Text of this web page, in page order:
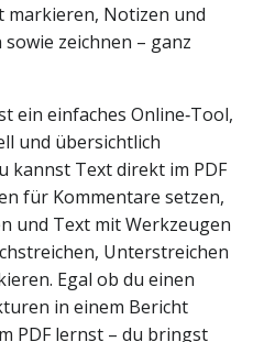
Notizen und
zeichnen – ganz
ein einfaches Online‑Tool,
und übersichtlich
kannst Text direkt im PDF
für Kommentare setzen,
und Text mit Werkzeugen
Unterstreichen
Egal ob du einen
in einem Bericht
PDF lernst – du bringst